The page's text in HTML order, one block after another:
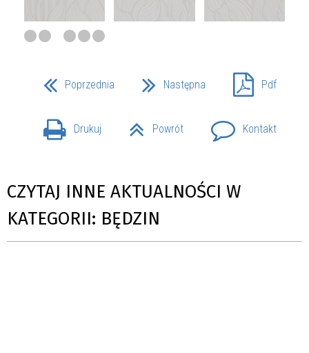
Poprzednia Następna Pdf
Drukuj Powrót Kontakt
CZYTAJ INNE AKTUALNOŚCI W
KATEGORII: BĘDZIN